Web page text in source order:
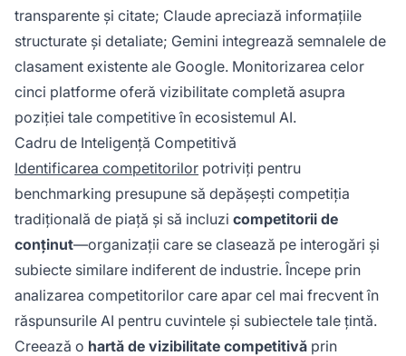
transparente și citate; Claude apreciază informațiile
structurate și detaliate; Gemini integrează semnalele de
clasament existente ale Google. Monitorizarea celor
cinci platforme oferă vizibilitate completă asupra
poziției tale competitive în ecosistemul AI.
Cadru de Inteligență Competitivă
Identificarea competitorilor potriviți pentru
benchmarking presupune să depășești competiția
tradițională de piață și să incluzi competitorii de
conținut—organizații care se clasează pe interogări și
subiecte similare indiferent de industrie. Începe prin
analizarea competitorilor care apar cel mai frecvent în
răspunsurile AI pentru cuvintele și subiectele tale țintă.
Creează o hartă de vizibilitate competitivă prin